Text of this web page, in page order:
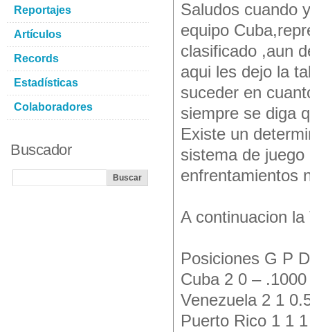
Saludos cuando
equipo
clasificado ,aun
aqui les dejo la
suceder en
siempre se diga
Existe un
sistema de
enfrentamientos
A continuacion
Posiciones G P
Cuba 2 0 – .1000
Venezuela 2 1
Puerto Rico 1 1
Reportajes
Artículos
Records
Estadísticas
Colaboradores
Buscador